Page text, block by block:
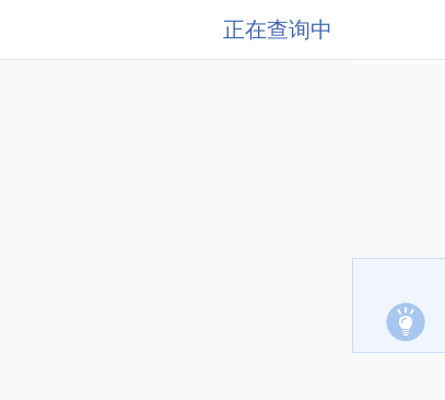
正在查询中